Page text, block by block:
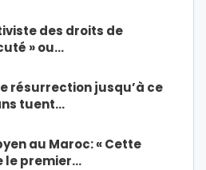
des droits de
» ou…
résurrection jusqu’à ce
tuent…
au Maroc: « Cette
le premier…